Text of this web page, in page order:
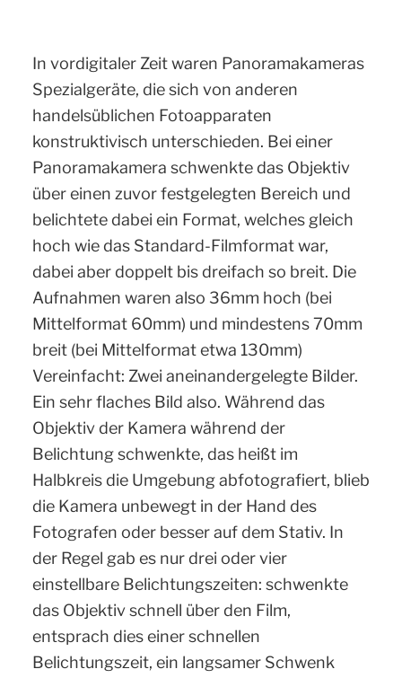
In vordigitaler Zeit waren Panoramakameras
Spezialgeräte, die sich von anderen
handelsüblichen Fotoapparaten
konstruktivisch unterschieden. Bei einer
Panoramakamera schwenkte das Objektiv
über einen zuvor festgelegten Bereich und
belichtete dabei ein Format, welches gleich
hoch wie das Standard-Filmformat war,
dabei aber doppelt bis dreifach so breit. Die
Aufnahmen waren also 36mm hoch (bei
Mittelformat 60mm) und mindestens 70mm
breit (bei Mittelformat etwa 130mm)
Vereinfacht: Zwei aneinandergelegte Bilder.
Ein sehr flaches Bild also. Während das
Objektiv der Kamera während der
Belichtung schwenkte, das heißt im
Halbkreis die Umgebung abfotografiert, blieb
die Kamera unbewegt in der Hand des
Fotografen oder besser auf dem Stativ. In
der Regel gab es nur drei oder vier
einstellbare Belichtungszeiten: schwenkte
das Objektiv schnell über den Film,
entsprach dies einer schnellen
Belichtungszeit, ein langsamer Schwenk